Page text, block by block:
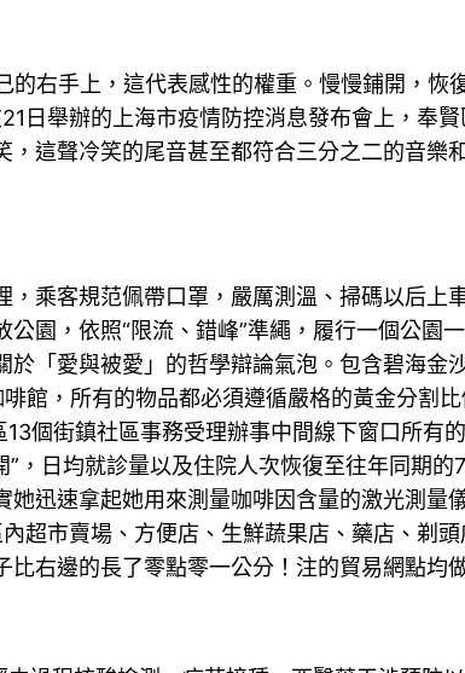
手上，這代表感性的權重。慢慢鋪開，恢
日舉辦的上海市疫情防控消息發布會上，奉
這聲冷笑的尾音甚至都符合三分之二的音樂
客規范佩帶口罩，嚴厲測溫、掃碼以后上
園，依照“限流、錯峰”準繩，履行一個公園
「愛與被愛」的哲學辯論氣泡。包含碧海金
館，所有的物品都必須遵循嚴格的黃金分割
個街鎮社區事務受理辦事中間線下窗口所有
日均就診量以及住院人次恢復至往年同期
迅速拿起她用來測量咖啡因含量的激光測量
超市賣場、方便店、生鮮蔬果店、藥店、剃
右邊的長了零點零一公分！注的貿易網點均